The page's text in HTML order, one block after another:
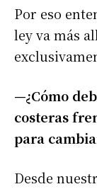
Por eso
ley va más
—¿Cómo
costeras
para
Desde